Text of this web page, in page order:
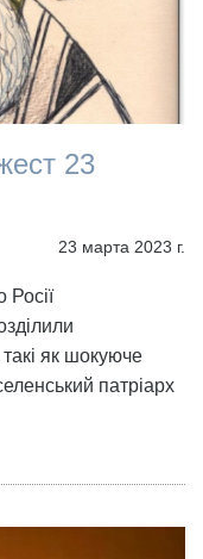
23
23 марта 2023 г.
такі як шокуюче
патріарх